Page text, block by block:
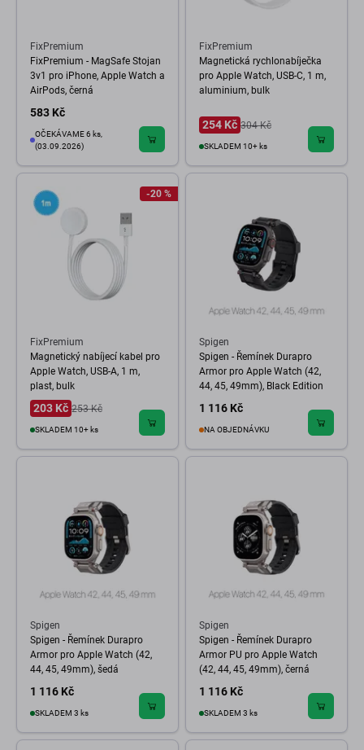
FixPremium
FixPremium - MagSafe Stojan
3v1 pro iPhone, Apple Watch a
AirPods, černá
583 Kč
OČEKÁVAME 6 ks,
(03.09.2026)
FixPremium
Magnetická rychlonabíječka
pro Apple Watch, USB-C, 1 m,
aluminium, bulk
254 Kč 304 Kč
SKLADEM 10+ ks
-20 %
FixPremium
Magnetický nabíjecí kabel pro
Apple Watch, USB-A, 1 m,
plast, bulk
203 Kč 253 Kč
SKLADEM 10+ ks
Spigen
Spigen - Řemínek Durapro
Armor pro Apple Watch (42,
44, 45, 49mm), Black Edition
1 116 Kč
NA OBJEDNÁVKU
Spigen
Spigen - Řemínek Durapro
Armor pro Apple Watch (42,
44, 45, 49mm), šedá
1 116 Kč
SKLADEM 3 ks
Spigen
Spigen - Řemínek Durapro
Armor PU pro Apple Watch
(42, 44, 45, 49mm), černá
1 116 Kč
SKLADEM 3 ks